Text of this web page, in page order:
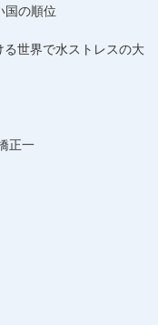
国の順位
世界で水ストレスの大
正一